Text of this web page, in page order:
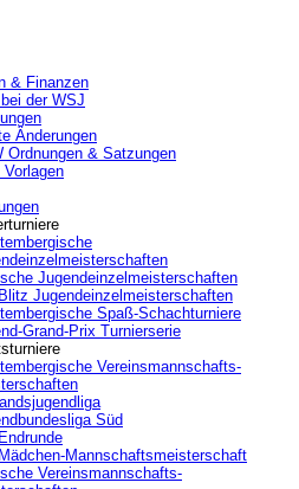
& Finanzen
der WSJ
Änderungen
Ordnungen & Satzungen
Jugendeinzelmeisterschaften
Jugendeinzelmeisterschaften
Spaß-Schachturniere
Grand-Prix Turnierserie
Vereinsmannschafts-
Süd
Mannschaftsmeisterschaft
Vereinsmannschafts-